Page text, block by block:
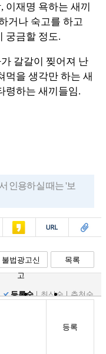
이재명 욕하는 새끼
거나 숙고를 하고
궁금할 정도.
갈갈이 찢어져 난
먹을 생각만 하는 새
령하는 새끼들임.
인용하실 때는 '보
카스 복사 스크랩
불법광고신
고
목록
등록순
최신순 추천순
등록